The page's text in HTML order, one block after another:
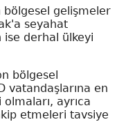
bölgesel gelişmeler
seyahat
derhal ülkeyi
bölgesel
vatandaşlarına en
ayrıca
etmeleri tavsiye